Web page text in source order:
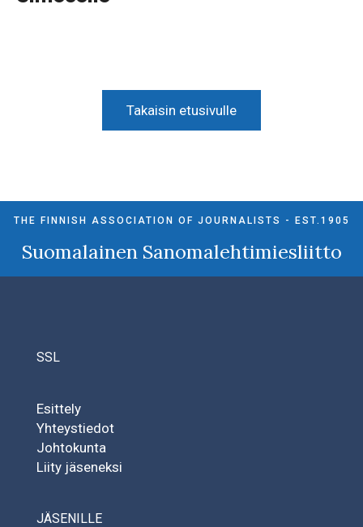
Takaisin etusivulle
THE FINNISH ASSOCIATION OF JOURNALISTS - EST.1905
Suomalainen Sanomalehtimiesliitto
SSL
Esittely
Yhteystiedot
Johtokunta
Liity jäseneksi
JÄSENILLE